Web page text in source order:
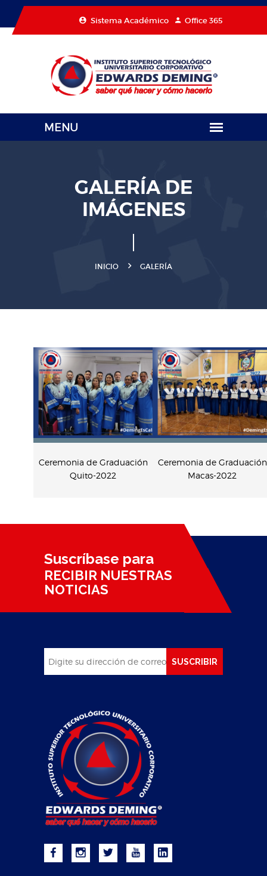
Sistema Académico Office 365
GALERÍA DE
IMÁGENES
INICIO GALERÍA
Ceremonia de Graduación
Quito-2022
Ceremonia de Graduación
Macas-2022
Suscríbase para
RECIBIR NUESTRAS
NOTICIAS
SUSCRIBIR